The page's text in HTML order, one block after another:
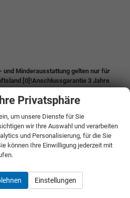
und Minderausstattung gelten nur für
[0]!Anschlussgarantie 3 Jahre
100.000 km
3 Jahre (auf insgesamt 5
Privatsphäre
um unsere Dienste für Sie
wir Ihre Auswahl und verarbeiten
und Personalisierung, für die Sie
können Ihre Einwilligung jederzeit mit
Einstellungen